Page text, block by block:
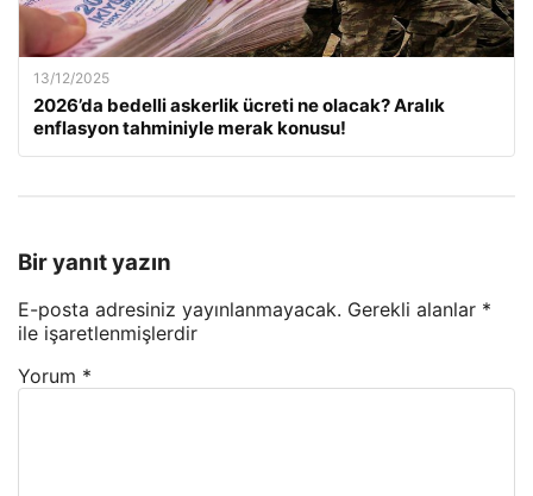
13/12/2025
2026’da bedelli askerlik ücreti ne olacak? Aralık
enflasyon tahminiyle merak konusu!
Bir yanıt yazın
E-posta adresiniz yayınlanmayacak. Gerekli alanlar *
ile işaretlenmişlerdir
Yorum *